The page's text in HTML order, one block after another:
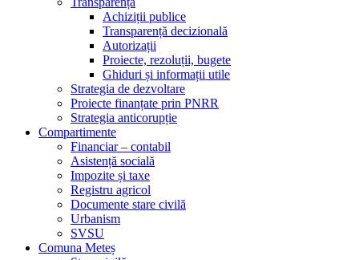
Achiziții publice
Transparență decizională
Autorizații
Proiecte, rezoluții, bugete
Ghiduri și informații utile
Strategia de dezvoltare
Proiecte finanțate prin PNRR
Strategia anticorupție
Compartimente
Financiar – contabil
Asistență socială
Impozite și taxe
Registru agricol
Documente stare civilă
Urbanism
SVSU
Comuna Meteș